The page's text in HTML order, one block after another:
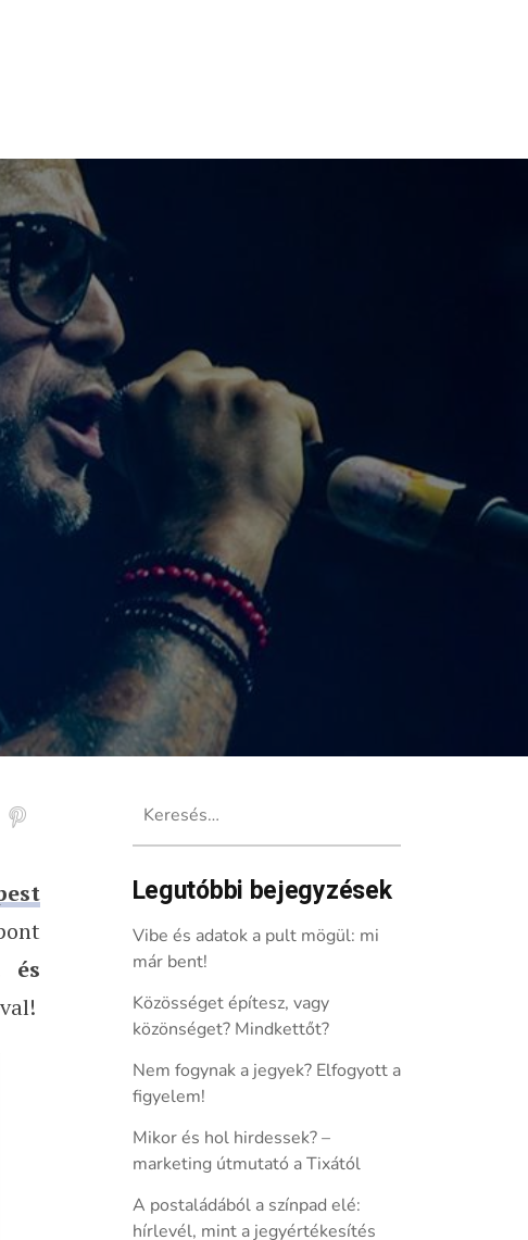
és
Legutóbbi bejegyzések
Vibe és adatok a pult mögül: mi
már bent!
Közösséget építesz, vagy
közönséget? Mindkettőt?
Nem fogynak a jegyek? Elfogyott a
figyelem!
Mikor és hol hirdessek? –
marketing útmutató a Tixától
A postaládából a színpad elé:
hírlevél, mint a jegyértékesítés